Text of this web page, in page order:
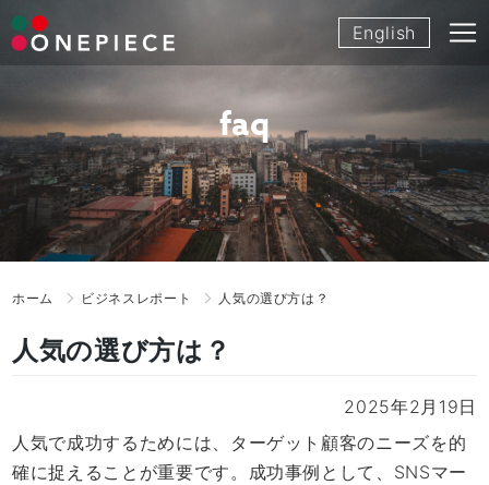
Skip
to
English
faq
ホーム ビジネスレポート 人気の選び方は？
人気の選び方は？
2025年2月19日
人気で成功するためには、ターゲット顧客のニーズを的
確に捉えることが重要です。成功事例として、SNSマー